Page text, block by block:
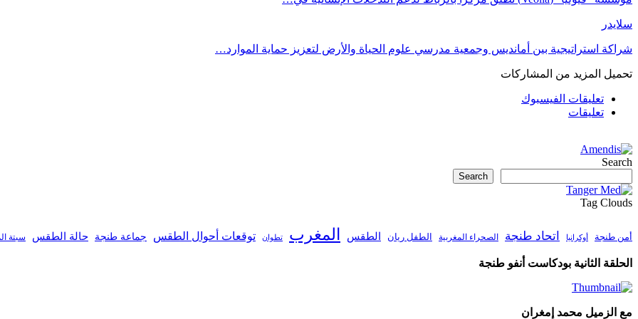
سلايدر
شراكة استراتيجية بين أمانديس وجمعية مدرسي علوم الحياة والأرض لتعزيز حماية الموارد…
تحميل المزيد من المشاركات
تعليقات الفيسبوك
تعليقات
Search
Search
Tag Clouds
أمن طنجة أوكرانيا اتحاد طنجة الصحراء المغربية الطفل ريان الطقس المغرب تطوان توقعات أحوال الطقس جماعة طنجة حالة الطقس سبتة
الحلقة الثانية بودكاست أنفو طنجة
مع الزميل محمد إمغران